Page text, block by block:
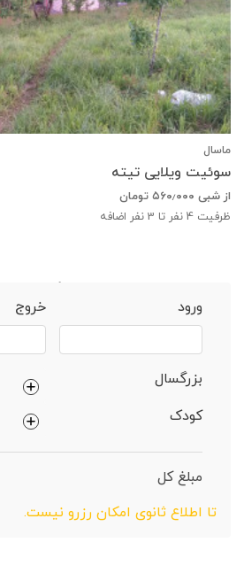
ماسال
سوئیت ویلایی تیته
از شبی ۵۶۰٫۰۰۰ تومان
ظرفیت 4 نفر تا 3 نفر اضافه
ورود
خروج
بزرگسال
کودک
مبلغ کل
تا اطلاع ثانوی امکان رزرو نیست.